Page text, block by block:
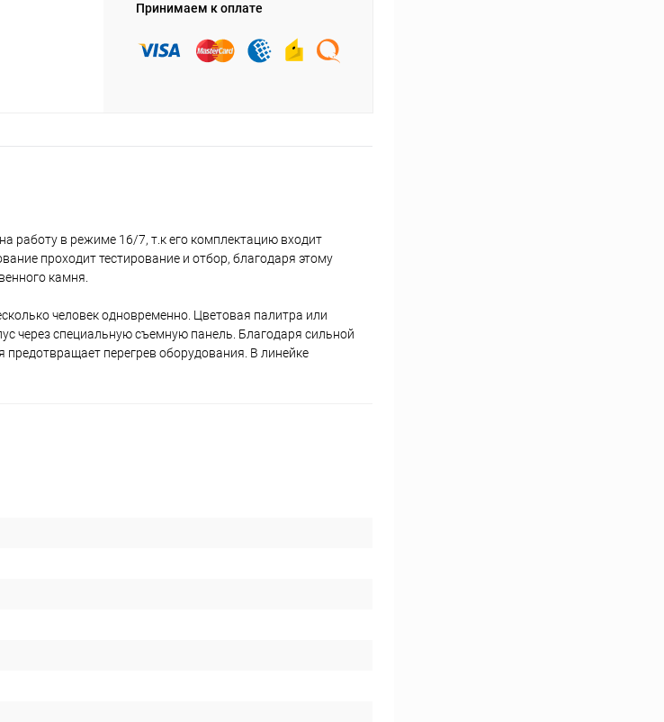
Принимаем к оплате
работу в режиме 16/7, т.к его комплектацию входит
проходит тестирование и отбор, благодаря этому
камня.
человек одновременно. Цветовая палитра или
через специальную съемную панель. Благодаря сильной
перегрев оборудования. В линейке